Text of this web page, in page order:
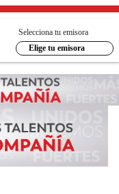
Selecciona tu emisora
Elige tu emisora